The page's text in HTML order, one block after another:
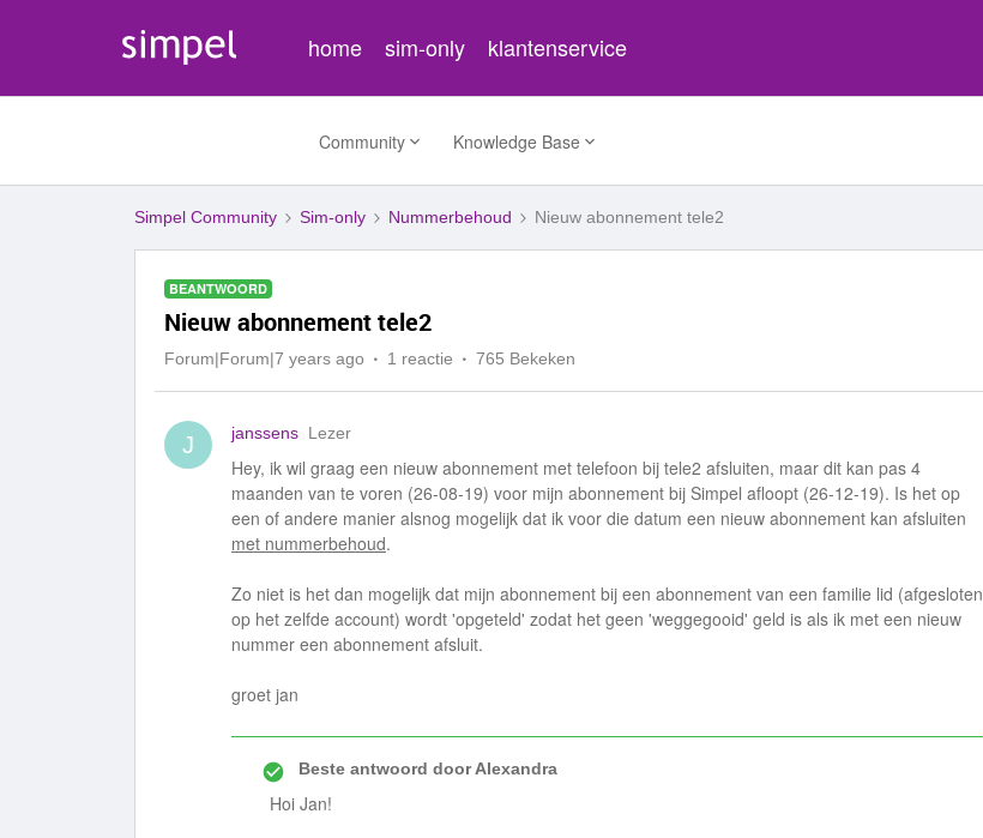
home sim-only klantenservice
Community Knowledge Base
Simpel Community Sim-only Nummerbehoud Nieuw abonnement tele2
BEANTWOORD
Nieuw abonnement tele2
Forum|Forum|7 years ago 1 reactie 765 Bekeken
J janssens Lezer
Hey, ik wil graag een nieuw abonnement met telefoon bij tele2 afsluiten, maar dit kan pas 4
maanden van te voren (26-08-19) voor mijn abonnement bij Simpel afloopt (26-12-19). Is het op
een of andere manier alsnog mogelijk dat ik voor die datum een nieuw abonnement kan afsluiten
met nummerbehoud.
Zo niet is het dan mogelijk dat mijn abonnement bij een abonnement van een familie lid (afgesloten
op het zelfde account) wordt 'opgeteld' zodat het geen 'weggegooid' geld is als ik met een nieuw
nummer een abonnement afsluit.
groet jan
Beste antwoord doorAlexandra
Hoi Jan!